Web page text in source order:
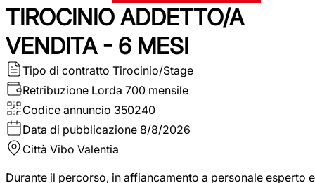
TIROCINIO ADDETTO/A
VENDITA - 6 MESI
Tipo di contratto Tirocinio/Stage
Retribuzione Lorda 700 mensile
Codice annuncio 350240
Data di pubblicazione 8/8/2026
Città Vibo Valentia
Durante il percorso, in affiancamento a personale esperto e